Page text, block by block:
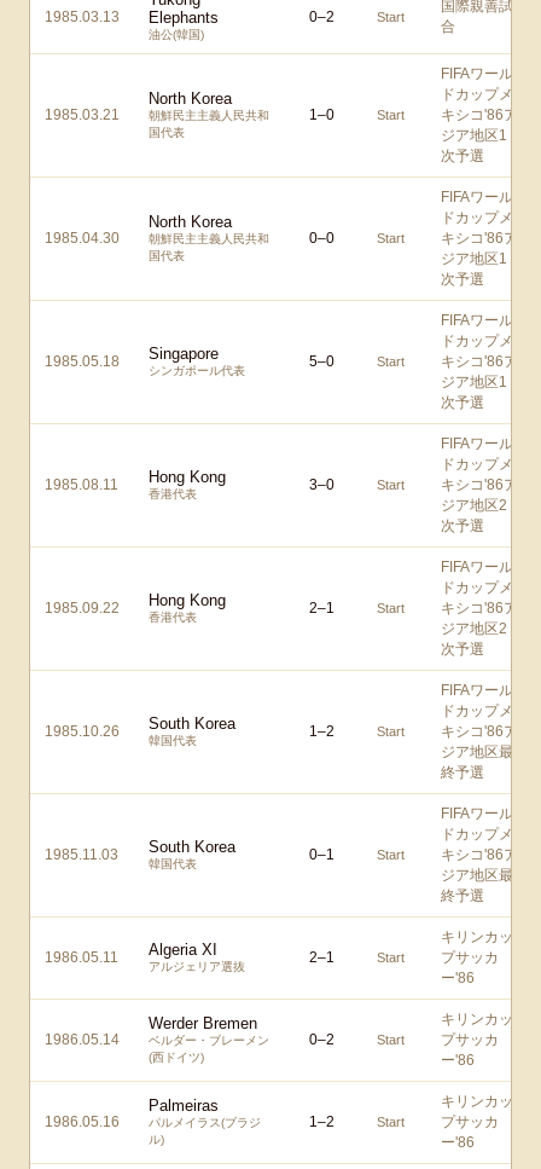
1985.03.13
Elephants
油公(韓国)
0–2 Start
国際親善試
合
1985.03.21
North Korea
朝鮮民主主義人民共和
国代表
1–0 Start
FIFAワール
ドカップメ
キシコ'86ア
ジア地区1
次予選
1985.04.30
North Korea
朝鮮民主主義人民共和
国代表
0–0 Start
FIFAワール
ドカップメ
キシコ'86ア
ジア地区1
次予選
1985.05.18 Singapore
シンガポール代表
5–0 Start
FIFAワール
ドカップメ
キシコ'86ア
ジア地区1
次予選
1985.08.11 Hong Kong
香港代表
3–0 Start
FIFAワール
ドカップメ
キシコ'86ア
ジア地区2
次予選
1985.09.22 Hong Kong
香港代表
2–1 Start
FIFAワール
ドカップメ
キシコ'86ア
ジア地区2
次予選
1985.10.26 South Korea
韓国代表
1–2 Start
FIFAワール
ドカップメ
キシコ'86ア
ジア地区最
終予選
1985.11.03 South Korea
韓国代表
0–1 Start
FIFAワール
ドカップメ
キシコ'86ア
ジア地区最
終予選
1986.05.11 Algeria XI
アルジェリア選抜
2–1 Start
キリンカッ
プサッカ
ー'86
1986.05.14
Werder Bremen
ベルダー・ブレーメン
(西ドイツ)
0–2 Start
キリンカッ
プサッカ
ー'86
1986.05.16
Palmeiras
パルメイラス(ブラジ
ル)
1–2 Start
キリンカッ
プサッカ
ー'86